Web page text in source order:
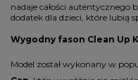
nadaje całości autentycznego
dodatek dla dzieci, które lubią
Wygodny fason Clean Up
Model został wykonany w